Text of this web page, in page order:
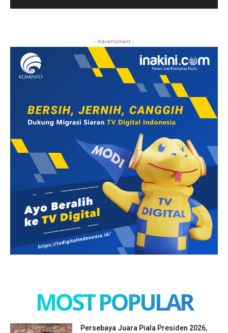
- Advertisment -
MOST POPULAR
Persebaya Juara Piala Presiden 2026,